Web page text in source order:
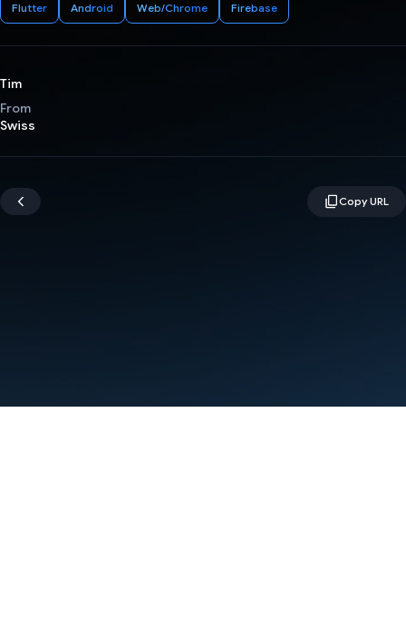
Flutter Android Web/Chrome Firebase
Tim
From
Swiss